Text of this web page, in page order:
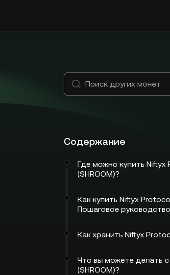
Содержание
Где можно купить Niftyx
(SHROOM)?
Как купить Niftyx
Пошаговое руководство
Как хранить Niftyx
Что вы можете делать
(SHROOM)?